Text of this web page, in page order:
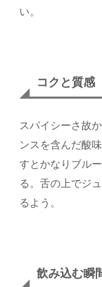
い。
コクと質感
スパイシーさ故
ンスを含んだ酸
すとかなりブル
る。舌の上でジ
るよう。
飲み込む瞬